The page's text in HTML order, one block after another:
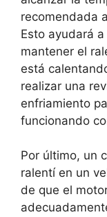
recomendada
Esto ayudará
mantener el
está
realizar una
enfriamiento
funcionando
Por último, un
ralentí en un
de que el